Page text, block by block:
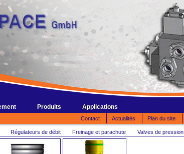
Produits Applications
Contact Actualités Plan du site
Régulateurs de débit Freinage et parachute Valves de pression